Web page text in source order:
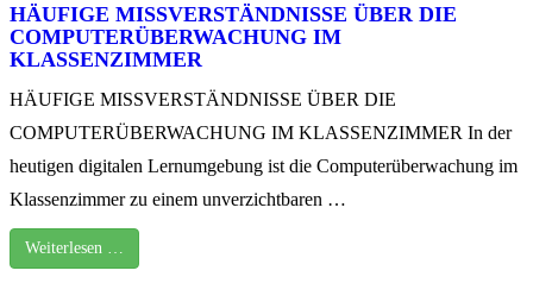
HÄUFIGE MISSVERSTÄNDNISSE ÜBER DIE
COMPUTERÜBERWACHUNG IM
KLASSENZIMMER
HÄUFIGE MISSVERSTÄNDNISSE ÜBER DIE
COMPUTERÜBERWACHUNG IM KLASSENZIMMER In der
heutigen digitalen Lernumgebung ist die Computerüberwachung im
Klassenzimmer zu einem unverzichtbaren …
Weiterlesen …